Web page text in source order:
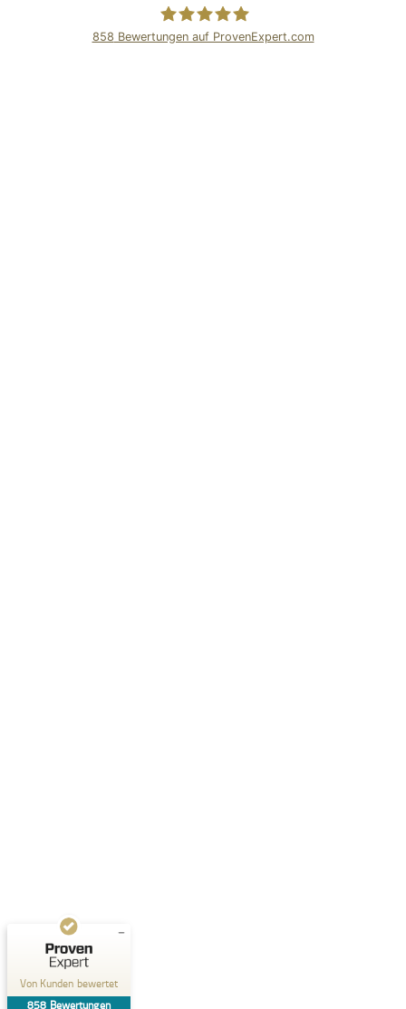
858 Bewertungen auf ProvenExpert.com
Von Kunden bewertet
858 Bewertungen
659
Bewertungen von
anderen Quellen
Blick aufs ProvenExpert-Profil werfen